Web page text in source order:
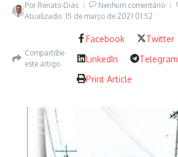
Por Renato Dias Nenhum comentário
Atualizado: 15 de março de 2021 01:52
Compartilhe
este artigo
Facebook Twitter
LinkedIn
Telegram
Print Article